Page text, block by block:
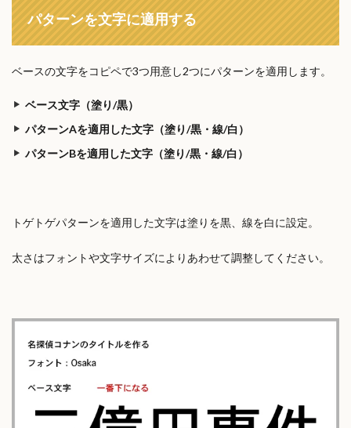
パターンを文字に適用する
ベースの文字をコピペで3つ用意し2つにパターンを適用します。
ベース文字（塗り/黒）
パターンAを適用した文字（塗り/黒・線/白）
パターンBを適用した文字（塗り/黒・線/白）
トゲトゲパターンを適用した文字は塗りを黒、線を白に設定。
太さはフォントや文字サイズによりあわせて調整してください。